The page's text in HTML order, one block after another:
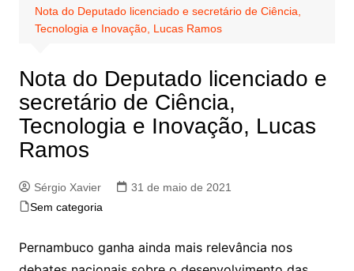
Nota do Deputado licenciado e secretário de Ciência,
Tecnologia e Inovação, Lucas Ramos
Nota do Deputado licenciado e
secretário de Ciência,
Tecnologia e Inovação, Lucas
Ramos
Sérgio Xavier
31 de maio de 2021
Sem categoria
Pernambuco ganha ainda mais relevância nos